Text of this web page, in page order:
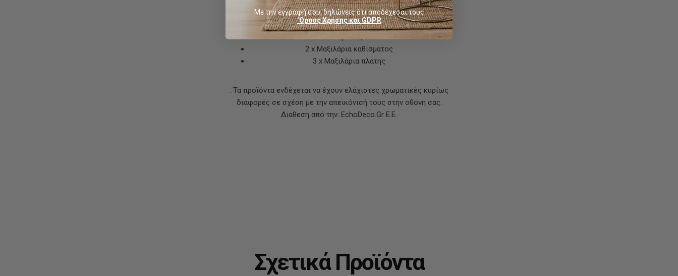
1 x Μεσαίος καναπές
1 x Γωνιακός καναπές
2 x Μαξιλάρια καθίσματος
3 x Μαξιλάρια πλάτης
. Τα προϊόντα ενδέχεται να έχουν ελάχιστες χρωματικές κυρίως
διαφορές σε σχέση με την απεικόνισή τους στην οθόνη σας.
Διάθεση από την: EchoDeco.Gr E.E.
Σχετικά Προϊόντα
Με την εγγραφή σου, δηλώνεις ότι αποδέχεσαι τους
‘Ορους Χρήσης και GDPR